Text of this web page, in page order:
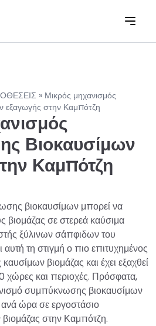
» Μικρός μηχανισμός
εξαγωγής στην Καμπότζη
Βιοκαυσίμων
Καμπότζη
βιοκαυσίμων μπορεί να
βιομάζας σε στερεά καύσιμα
ξύλινων σάπφιδων του
αυτή τη στιγμή ο πιο επιτυχημένος
βιομάζας και έχει εξαχθεί
χώρες και περιοχές. Πρόσφατα,
συμπύκνωσης βιοκαυσίμων
ώρα σε εργοστάσιο
στην Καμπότζη.